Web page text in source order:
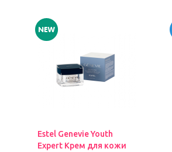
Estel Genevie Youth
Expert Крем для кожи